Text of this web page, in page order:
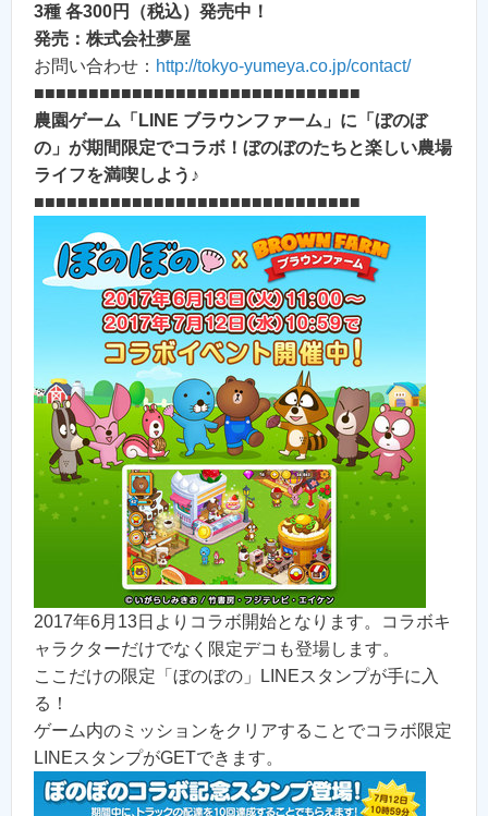
3種 各300円（税込）発売中！
発売：株式会社夢屋
お問い合わせ： http://tokyo-yumeya.co.jp/contact/
■■■■■■■■■■■■■■■■■■■■■■■■■■■■■■
農園ゲーム「LINE ブラウンファーム」に「ぼのぼ
の」が期間限定でコラボ！ぼのぼのたちと楽しい農場
ライフを満喫しよう♪
■■■■■■■■■■■■■■■■■■■■■■■■■■■■■■
2017年6月13日よりコラボ開始となります。コラボキ
ャラクターだけでなく限定デコも登場します。
ここだけの限定「ぼのぼの」LINEスタンプが手に入
る！
ゲーム内のミッションをクリアすることでコラボ限定
LINEスタンプがGETできます。